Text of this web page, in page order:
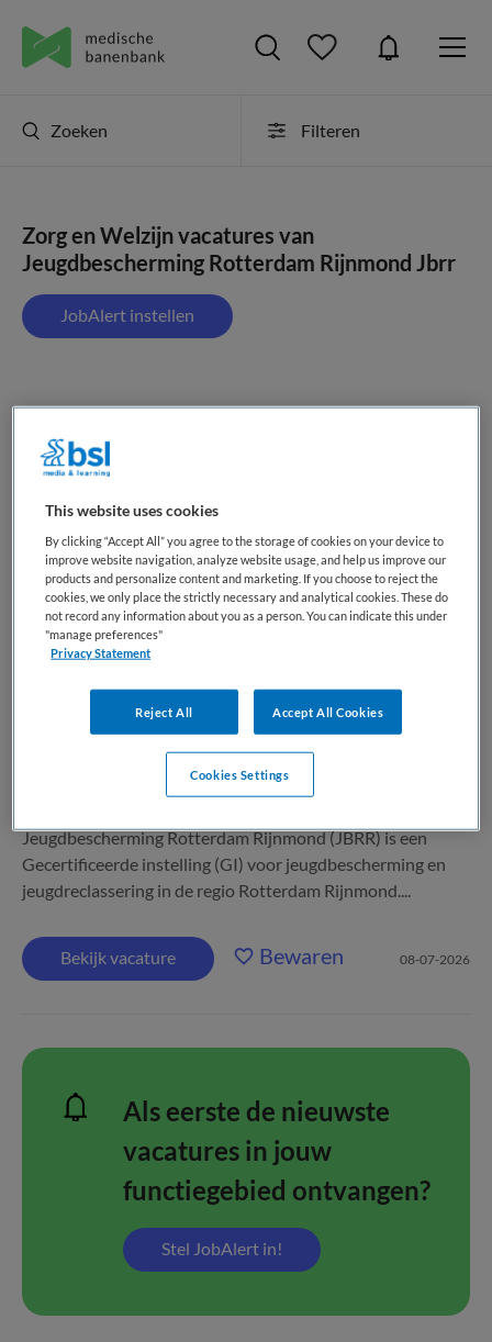
Zoeken Filteren
Zorg en Welzijn vacatures van
Jeugdbescherming Rotterdam Rijnmond Jbrr
JobAlert instellen
Lid raad van toezicht
Jeugdbescherming Rotterdam Rijnmond - JBRR
via Movimento,Rotterdam
WO
Parttime
Tijdelijk dienstverband
Tevens voorzitter commissie kwaliteit en veiligheid met een
Jeugdbescherming Rotterdam Rijnmond (JBRR) is een
Gecertificeerde instelling (GI) voor jeugdbescherming en
jeugdreclassering in de regio Rotterdam Rijnmond....
Bekijk vacature Bewaren 08-07-2026
Als eerste de nieuwste
vacatures in jouw
functiegebied ontvangen?
Stel JobAlert in!
This website uses cookies
By clicking “Accept All” you agree to the storage of cookies on your device to
improve website navigation, analyze website usage, and help us improve our
products and personalize content and marketing. If you choose to reject the
cookies, we only place the strictly necessary and analytical cookies. These do
not record any information about you as a person. You can indicate this under
"manage preferences"
Privacy Statement
Reject All Accept All Cookies
Cookies Settings